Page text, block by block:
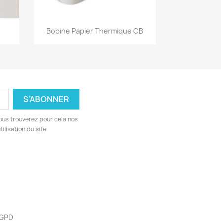
Aperçu rapide
Bobine Papier Thermique CB
trouverez pour cela nos
du site.